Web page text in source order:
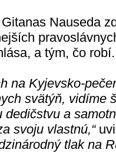
Nauseda
a tým, čo robí.
na Kyjevsko-
svätýň, vidíme
dedičstvu a
svoju vlastnú,“
tlak na